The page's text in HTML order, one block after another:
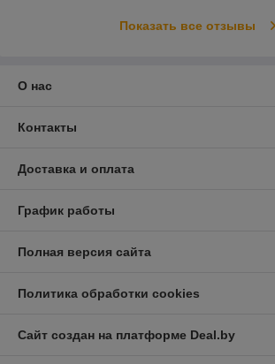
Показать все отзывы
О нас
Контакты
Доставка и оплата
График работы
Полная версия сайта
Политика обработки cookies
Сайт создан на платформе Deal.by